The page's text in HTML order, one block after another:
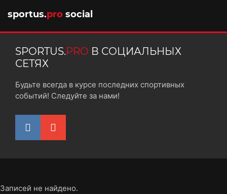
sportus.pro social
SPORTUS.PRO В СОЦИАЛЬНЫХ
СЕТЯХ
Будьте всегда в курсе последних спортивных
событий! Следуйте за нами!
Записей не найдено.